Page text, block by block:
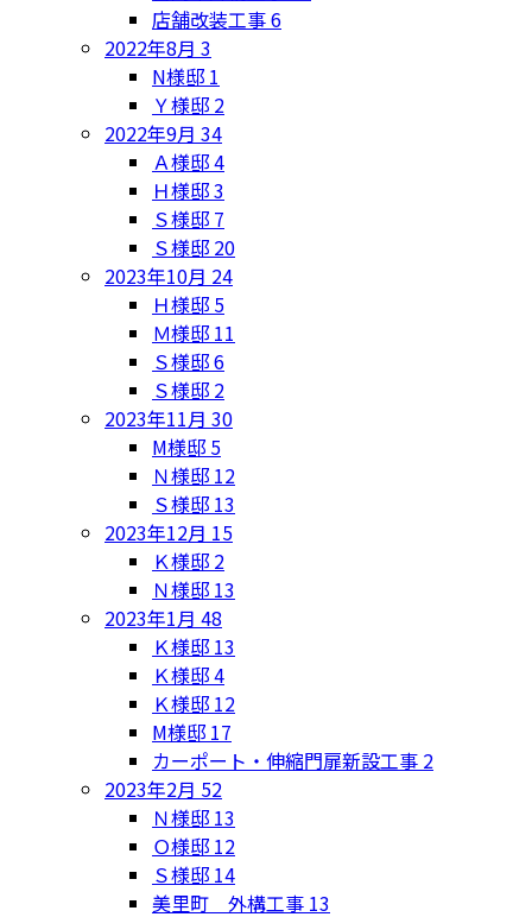
店舗改装工事6
2022年8月 3
N様邸 1
Ｙ様邸 2
2022年9月 34
Ａ様邸4
Ｈ様邸3
Ｓ様邸 7
Ｓ様邸 20
2023年10月 24
Ｈ様邸 5
Ｍ様邸 11
Ｓ様邸6
Ｓ様邸 2
2023年11月 30
M様邸 5
Ｎ様邸 12
Ｓ様邸 13
2023年12月 15
Ｋ様邸 2
Ｎ様邸 13
2023年1月 48
Ｋ様邸 13
Ｋ様邸4
Ｋ様邸 12
M様邸 17
カーポート・伸縮門扉新設工事 2
2023年2月 52
Ｎ様邸 13
Ｏ様邸 12
Ｓ様邸 14
美里町 外構工事 13